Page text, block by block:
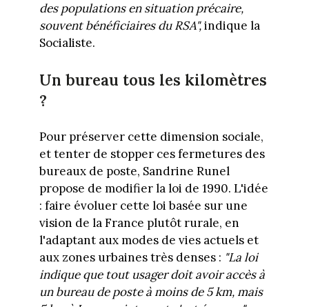
des populations en situation précaire,
souvent bénéficiaires du RSA",indique la
Socialiste.
Un bureau tous les kilomètres
?
Pour préserver cette dimension sociale,
et tenter de stopper ces fermetures des
bureaux de poste, Sandrine Runel
propose de modifier la loi de 1990. L'idée
: faire évoluer cette loi basée sur une
vision de la France plutôt rurale, en
l'adaptant aux modes de vies actuels et
aux zones urbaines très denses : "La loi
indique que tout usager doit avoir accès à
un bureau de poste à moins de 5 km, mais